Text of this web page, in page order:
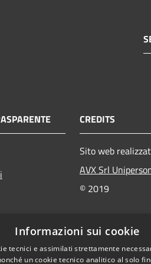
CREDITS
Sito web
AVX Srl
© 2019
Informazioni sui cookie
tecnici e assimilati strettamente
un cookie tecnico analitico al solo